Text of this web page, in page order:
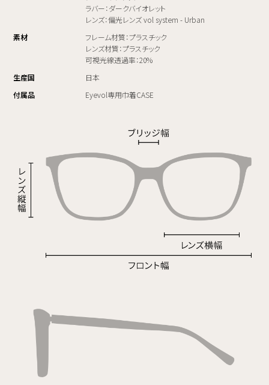
ラバー：ダークバイオレット
レンズ：偏光レンズ vol system - Urban
素材
フレーム材質：プラスチック
レンズ材質：プラスチック
可視光線透過率：20%
生産国
日本
付属品
Eyevol専用巾着CASE